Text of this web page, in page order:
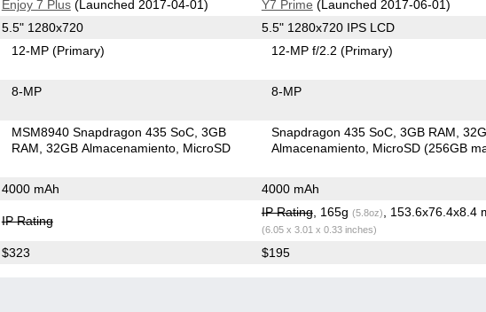
Enjoy 7 Plus(Launched 2017-04-01) Y7 Prime (Launched 2017-06-01)
5.5" 1280x720 5.5" 1280x720 IPS LCD
12-MP(Primary) 12-MP f/2.2(Primary)
8-MP 8-MP
MSM8940 Snapdragon 435 SoC 3GB
RAM 32GB Almacenamiento MicroSD
Snapdragon 435 SoC 3GB RAM
Almacenamiento MicroSD (256GB
4000 mAh 4000 mAh
IP Rating
IP Rating, 165g (5.8oz) , 153.6x76.4x8.4
(6.05 x 3.01 x 0.33 inches)
$323 $195